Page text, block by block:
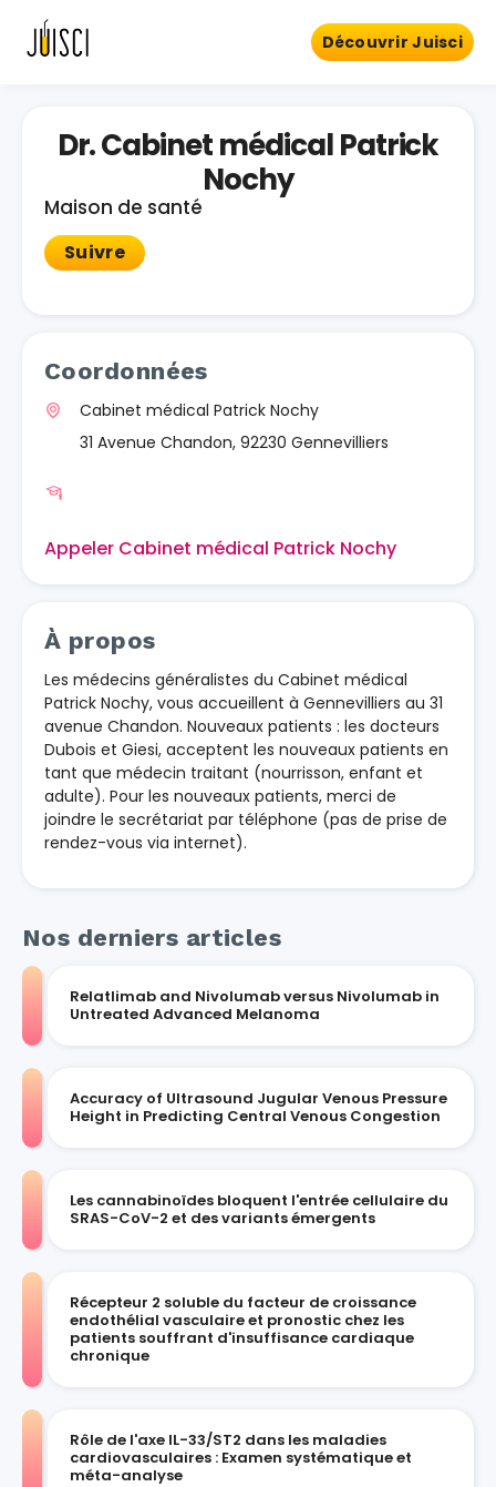
Découvrir Juisci
Dr. Cabinet médical Patrick
Nochy
Maison de santé
Suivre
Coordonnées
Cabinet médical Patrick Nochy
31 Avenue Chandon, 92230 Gennevilliers
Appeler Cabinet médical Patrick Nochy
À propos
Les médecins généralistes du Cabinet médical
Patrick Nochy, vous accueillent à Gennevilliers au 31
avenue Chandon. Nouveaux patients : les docteurs
Dubois et Giesi, acceptent les nouveaux patients en
tant que médecin traitant (nourrisson, enfant et
adulte). Pour les nouveaux patients, merci de
joindre le secrétariat par téléphone (pas de prise de
rendez-vous via internet).
Nos derniers articles
Relatlimab and Nivolumab versus Nivolumab in
Untreated Advanced Melanoma
Accuracy of Ultrasound Jugular Venous Pressure
Height in Predicting Central Venous Congestion
Les cannabinoïdes bloquent l'entrée cellulaire du
SRAS-CoV-2 et des variants émergents
Récepteur 2 soluble du facteur de croissance
endothélial vasculaire et pronostic chez les
patients souffrant d'insuffisance cardiaque
chronique
Rôle de l'axe IL-33/ST2 dans les maladies
cardiovasculaires : Examen systématique et
méta-analyse